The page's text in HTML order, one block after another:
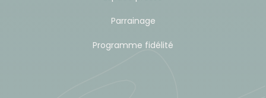
Parrainage
Programme fidélité